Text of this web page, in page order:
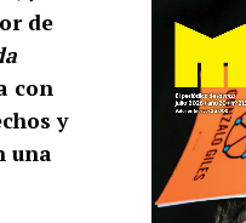
de
con
y
una